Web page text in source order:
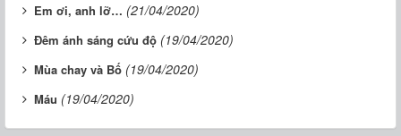
Em ơi, anh lỡ… (21/04/2020)
Đêm ánh sáng cứu độ (19/04/2020)
Mùa chay và Bố (19/04/2020)
Máu (19/04/2020)